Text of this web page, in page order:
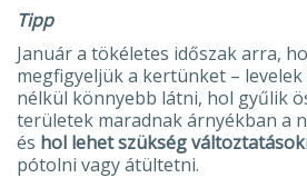
Tipp
Január a tökéletes időszak arra,
megfigyeljük a kertünket –
nélkül könnyebb látni, hol gyűlik
területek maradnak árnyékban a
és hol lehet szükség
pótolni vagy átültetni.